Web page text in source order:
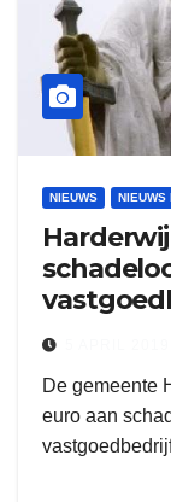
NIEUWS NIEUWS
De gemeente
euro aan